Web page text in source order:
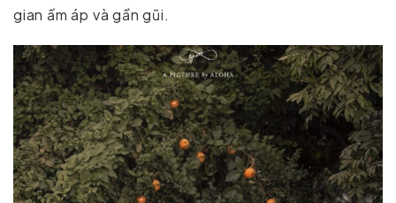
gian ấm áp và gần gũi.